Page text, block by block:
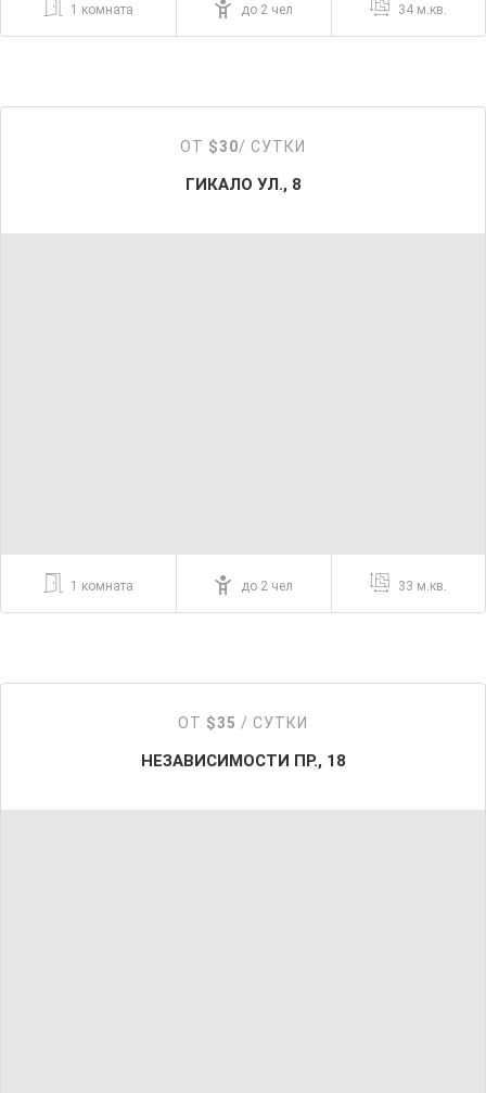
1 комната до 2 чел 34 м.кв.
ОТ $30/ СУТКИ
ГИКАЛО УЛ., 8
1 комната до 2 чел 33 м.кв.
ОТ $35 / СУТКИ
НЕЗАВИСИМОСТИ ПР., 18